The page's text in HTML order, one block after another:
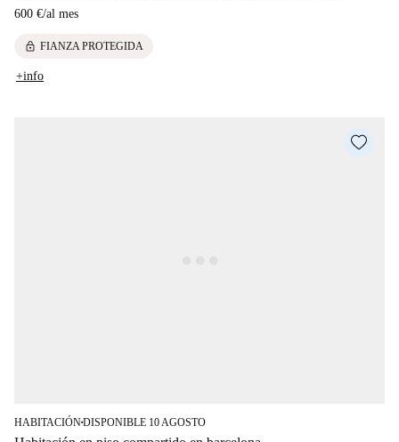
600 €/al mes
lock FIANZA PROTEGIDA
+info
HABITACIÓN■DISPONIBLE 10 AGOSTO